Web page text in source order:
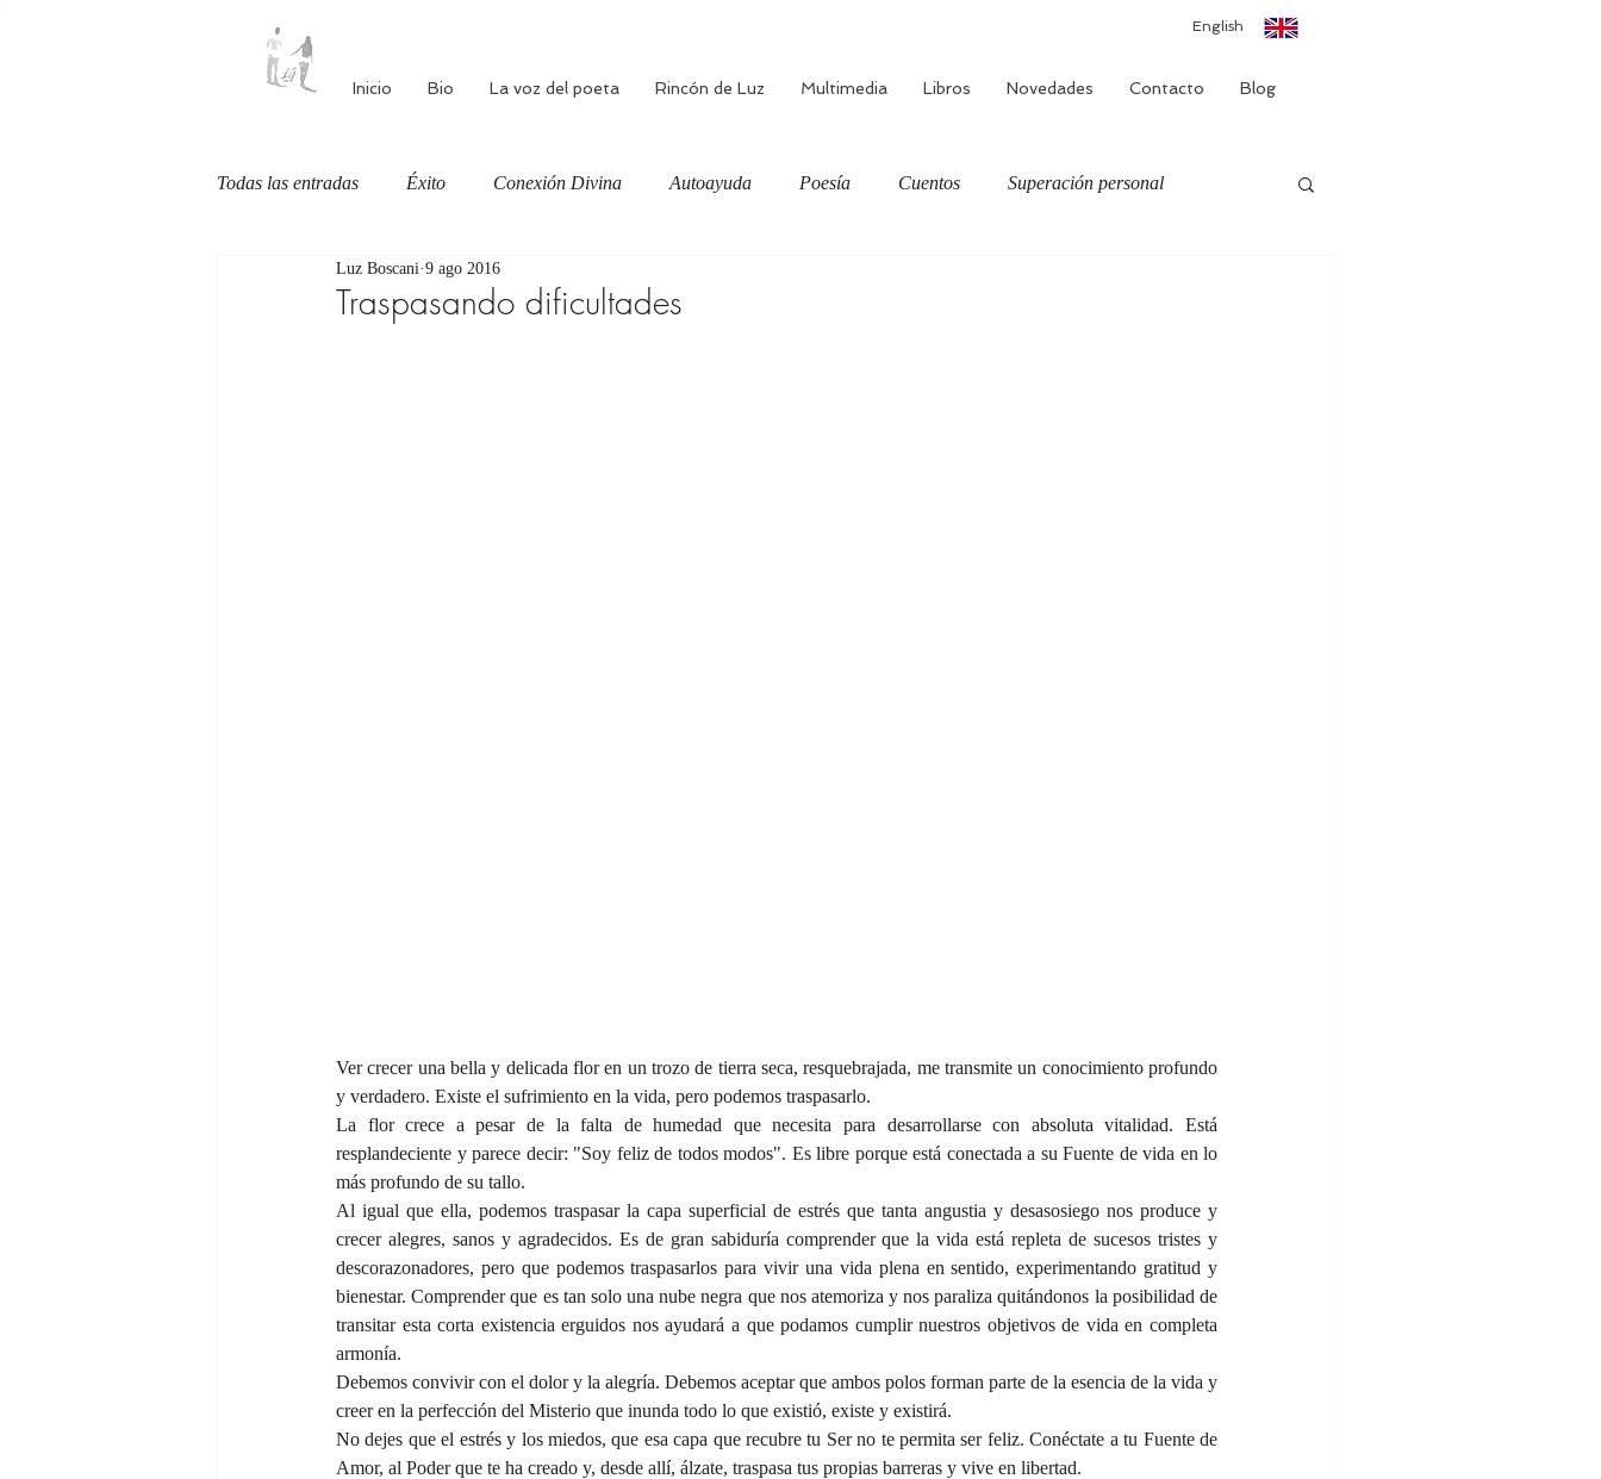
English
Inicio Bio La voz del poeta Rincón de Luz Multimedia Libros Novedades Contacto Blog
Todas las entradas Éxito Conexión Divina Autoayuda Poesía Cuentos Superación personal
Autoestima Alimentación consciente
Traspasando dificultades
Luz Boscani 9 ago 2016
Ver crecer una bella y delicada flor en un trozo de tierra seca, resquebrajada, me transmite un conocimiento profundo
y verdadero. Existe el sufrimiento en la vida, pero podemos traspasarlo.
La flor crece a pesar de la falta de humedad que necesita para desarrollarse con absoluta vitalidad. Está
resplandeciente y parece decir: "Soy feliz de todos modos". Es libre porque está conectada a su Fuente de vida en lo
más profundo de su tallo.
Al igual que ella, podemos traspasar la capa superficial de estrés que tanta angustia y desasosiego nos produce y
crecer alegres, sanos y agradecidos. Es de gran sabiduría comprender que la vida está repleta de sucesos tristes y
descorazonadores, pero que podemos traspasarlos para vivir una vida plena en sentido, experimentando gratitud y
bienestar. Comprender que es tan solo una nube negra que nos atemoriza y nos paraliza quitándonos la posibilidad de
transitar esta corta existencia erguidos nos ayudará a que podamos cumplir nuestros objetivos de vida en completa
armonía.
Debemos convivir con el dolor y la alegría. Debemos aceptar que ambos polos forman parte de la esencia de la vida y
creer en la perfección del Misterio que inunda todo lo que existió, existe y existirá.
No dejes que el estrés y los miedos, que esa capa que recubre tu Ser no te permita ser feliz. Conéctate a tu Fuente de
Amor, al Poder que te ha creado y, desde allí, álzate, traspasa tus propias barreras y vive en libertad.